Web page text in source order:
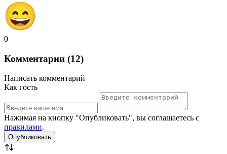
0
Комментарии (12)
Написать комментарий
Как гость
Нажимая на кнопку "Опубликовать", вы соглашаетесь с
правилами.